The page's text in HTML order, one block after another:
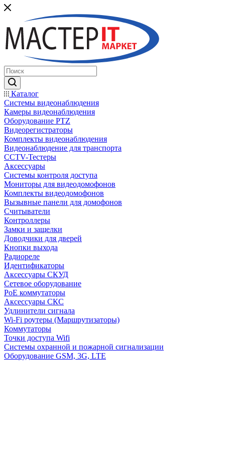
Каталог
Системы видеонаблюдения
Камеры видеонаблюдения
Оборудование PTZ
Видеорегистраторы
Комплекты видеонаблюдения
Видеонаблюдение для транспорта
CCTV-Тестеры
Аксессуары
Системы контроля доступа
Мониторы для видеодомофонов
Комплекты видеодомофонов
Вызывные панели для домофонов
Считыватели
Контроллеры
Замки и защелки
Доводчики для дверей
Кнопки выхода
Радиореле
Идентификаторы
Аксессуары СКУД
Сетевое оборудование
PoE коммутаторы
Аксессуары СКС
Удлинители сигнала
Wi-Fi роутеры (Маршрутизаторы)
Коммутаторы
Точки доступа Wifi
Системы охранной и пожарной сигнализации
Оборудование GSM, 3G, LTE